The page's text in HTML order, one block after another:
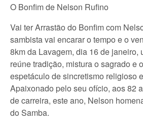
O Bonfim de Nelson Rufino
Vai ter Arrastão do Bonfim com
sambista vai encarar o tempo e o
8km da Lavagem, dia 16 de janeiro,
reúne tradição, mistura o sagrado e
espetáculo de sincretismo religioso
Apaixonado pelo seu ofício, aos 82
de carreira, este ano, Nelson
do Samba.